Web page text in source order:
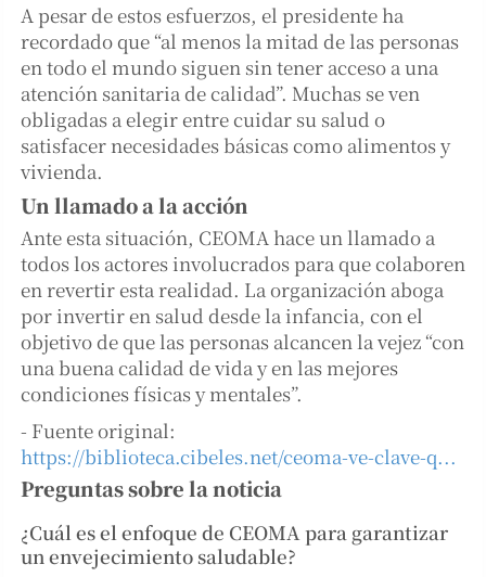
A pesar de estos esfuerzos, el presidente ha
recordado que “al menos la mitad de las personas
en todo el mundo siguen sin tener acceso a una
atención sanitaria de calidad”. Muchas se ven
obligadas a elegir entre cuidar su salud o
satisfacer necesidades básicas como alimentos y
vivienda.
Un llamado a la acción
Ante esta situación, CEOMA hace un llamado a
todos los actores involucrados para que colaboren
en revertir esta realidad. La organización aboga
por invertir en salud desde la infancia, con el
objetivo de que las personas alcancen la vejez “con
una buena calidad de vida y en las mejores
condiciones físicas y mentales”.
- Fuente original:
https://biblioteca.cibeles.net/ceoma-ve-clave-q...
Preguntas sobre la noticia
¿Cuál es el enfoque de CEOMA para garantizar
un envejecimiento saludable?